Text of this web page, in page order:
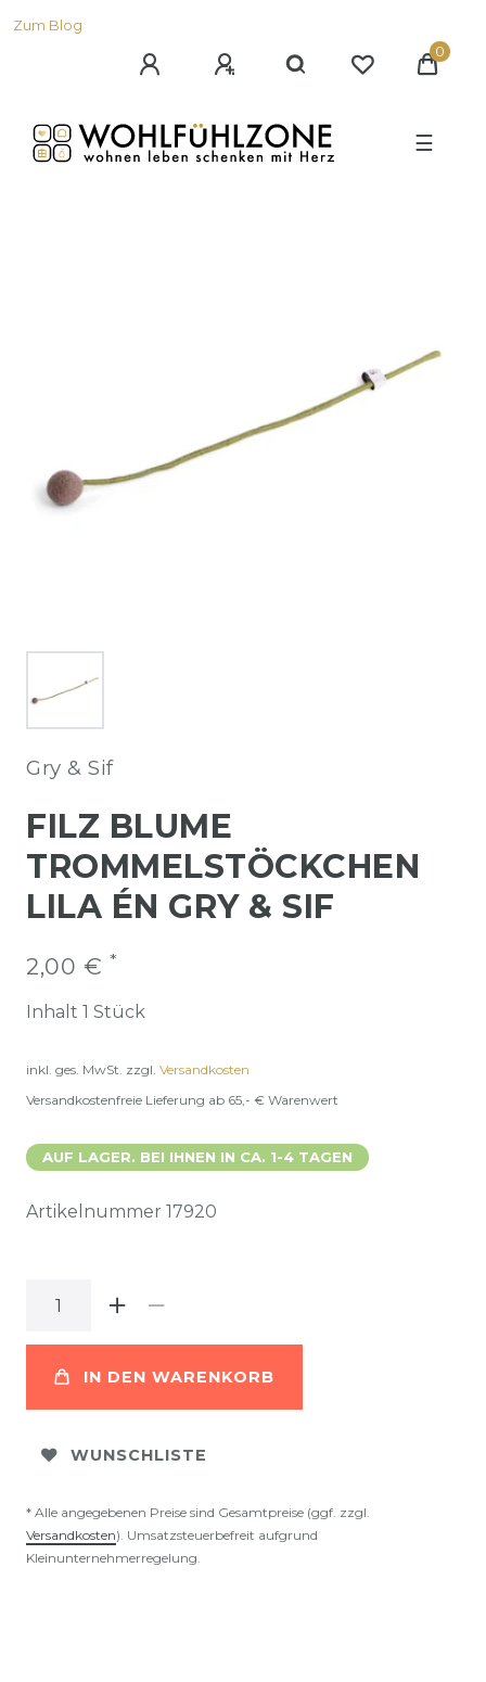
Zum Blog
0
☰
Gry & Sif
FILZ BLUME
TROMMELSTÖCKCHEN
LILA ÉN GRY & SIF
2,00 € *
Inhalt 1 Stück
inkl. ges. MwSt. zzgl. Versandkosten
Versandkostenfreie Lieferung ab 65,- € Warenwert
AUF LAGER. BEI IHNEN IN CA. 1-4 TAGEN
Artikelnummer 17920
IN DEN WARENKORB
WUNSCHLISTE
* Alle angegebenen Preise sind Gesamtpreise (ggf. zzgl.
Versandkosten). Umsatzsteuerbefreit aufgrund
Kleinunternehmerregelung.